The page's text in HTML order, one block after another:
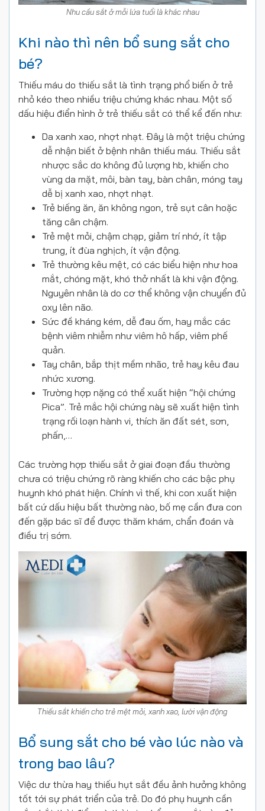
Nhu cầu sắt ở mỗi lứa tuổi là khác nhau
Khi nào thì nên bổ sung sắt cho
bé?
Thiếu máu do thiếu sắt là tình trạng phổ biến ở trẻ
nhỏ kéo theo nhiều triệu chứng khác nhau. Một số
dấu hiệu điển hình ở trẻ thiếu sắt có thể kể đến như:
Da xanh xao, nhợt nhạt. Đây là một triệu chứng
dễ nhận biết ở bệnh nhân thiếu máu. Thiếu sắt
nhược sắc do không đủ lượng hb, khiến cho
vùng da mặt, môi, bàn tay, bàn chân, móng tay
dễ bị xanh xao, nhợt nhạt.
Trẻ biếng ăn, ăn không ngon, trẻ sụt cân hoặc
tăng cân chậm.
Trẻ mệt mỏi, chậm chạp, giảm trí nhớ, ít tập
trung, ít đùa nghịch, ít vận động.
Trẻ thường kêu mệt, có các biểu hiện như hoa
mắt, chóng mặt, khó thở nhất là khi vận động.
Nguyên nhân là do cơ thể không vận chuyển đủ
oxy lên não.
Sức đề kháng kém, dễ đau ốm, hay mắc các
bệnh viêm nhiễm như viêm hô hấp, viêm phế
quản.
Tay chân, bắp thịt mềm nhão, trẻ hay kêu đau
nhức xương.
Trường hợp nặng có thể xuất hiện “hội chứng
Pica”. Trẻ mắc hội chứng này sẽ xuất hiện tình
trạng rối loạn hành vi, thích ăn đất sét, sơn,
phấn,…
Các trường hợp thiếu sắt ở giai đoạn đầu thường
chưa có triệu chứng rõ ràng khiến cho các bậc phụ
huynh khó phát hiện. Chính vì thế, khi con xuất hiện
bất cứ dấu hiệu bất thường nào, bố mẹ cần đưa con
đến gặp bác sĩ để được thăm khám, chẩn đoán và
điều trị sớm.
Thiếu sắt khiến cho trẻ mệt mỏi, xanh xao, lười vận động
Bổ sung sắt cho bé vào lúc nào và
trong bao lâu?
Việc dư thừa hay thiếu hụt sắt đều ảnh hưởng không
tốt tới sự phát triển của trẻ. Do đó phụ huynh cần